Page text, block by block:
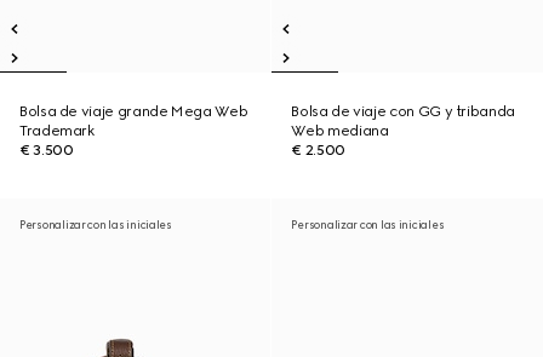
Bolsa de viaje grande Mega Web
Trademark
€ 3.500
Bolsa de viaje con GG y tribanda
Web mediana
€ 2.500
Personalizar con las iniciales Personalizar con las iniciales